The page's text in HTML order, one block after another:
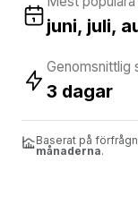
juni, juli,
Genomsnittlig
3 dagar
Baserat på
månaderna.